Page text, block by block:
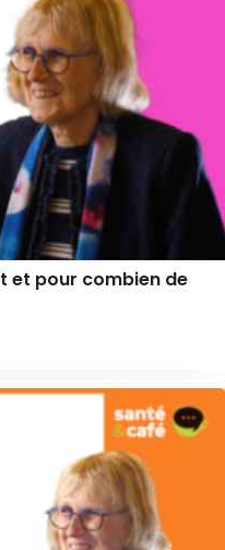
et pour combien de